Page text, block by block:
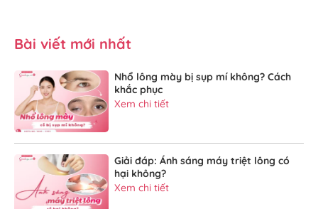
Bài viết mới nhất
Nhổ lông mày bị sụp mí không? Cách
khắc phục
Xem chi tiết
Giải đáp: Ánh sáng máy triệt lông có
hại không?
Xem chi tiết